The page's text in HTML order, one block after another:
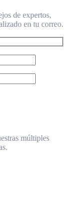
de expertos,
en tu correo.
múltiples